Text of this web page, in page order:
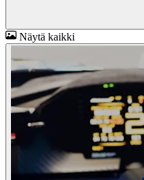
Näytä kaikki